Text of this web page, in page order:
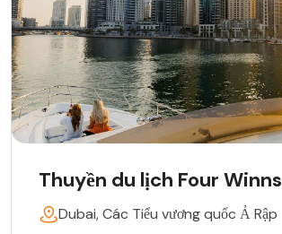
Thuyền du lịch Four Winns
Dubai, Các Tiểu vương quốc Ả Rập